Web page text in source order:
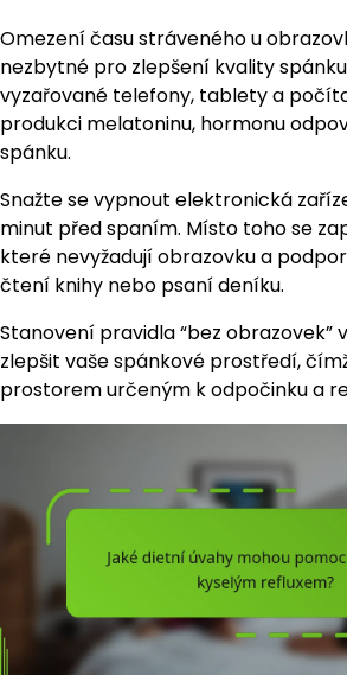
Omezení času stráveného u
nezbytné pro zlepšení kvality
vyzařované telefony, tablety a
produkci melatoninu, hormonu
spánku.
Snažte se vypnout elektronická
minut před spaním. Místo toho se
které nevyžadují obrazovku a
čtení knihy nebo psaní deníku.
Stanovení pravidla “bez obrazovek”
zlepšit vaše spánkové prostředí,
prostorem určeným k odpočinku a